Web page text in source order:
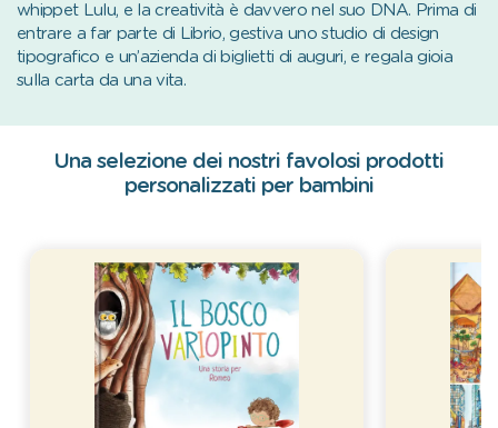
whippet Lulu, e la creatività è davvero nel suo DNA. Prima di
entrare a far parte di Librio, gestiva uno studio di design
tipografico e un’azienda di biglietti di auguri, e regala gioia
sulla carta da una vita.
Una selezione dei nostri favolosi prodotti
personalizzati per bambini